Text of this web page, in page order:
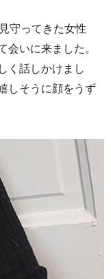
守ってきた女性
会いに来ました。
く話しかけまし
しそうに顔をうず